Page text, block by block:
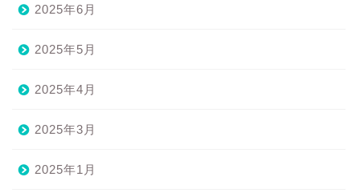
2025年6月
2025年5月
2025年4月
2025年3月
2025年1月